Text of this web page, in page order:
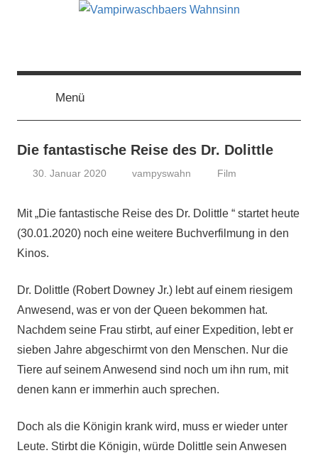
Vampirwaschbaers
Wahnsinn
mein
persönlicher
Wahnsinn
Menü
Die fantastische Reise des Dr. Dolittle
30. Januar 2020 vampyswahn Film
Mit „Die fantastische Reise des Dr. Dolittle “ startet heute
(30.01.2020) noch eine weitere Buchverfilmung in den
Kinos.
Dr. Dolittle (Robert Downey Jr.) lebt auf einem riesigem
Anwesend, was er von der Queen bekommen hat.
Nachdem seine Frau stirbt, auf einer Expedition, lebt er
sieben Jahre abgeschirmt von den Menschen. Nur die
Tiere auf seinem Anwesend sind noch um ihn rum, mit
denen kann er immerhin auch sprechen.
Doch als die Königin krank wird, muss er wieder unter
Leute. Stirbt die Königin, würde Dolittle sein Anwesen